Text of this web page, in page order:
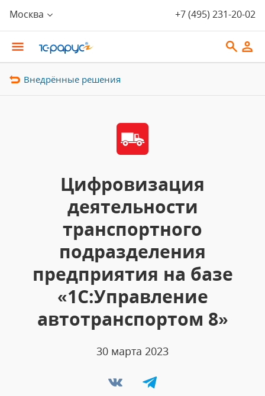
Москва +7 (495) 231-20-02
Внедрённые решения
Цифровизация
деятельности
транспортного
подразделения
предприятия на базе
«1С:Управление
автотранспортом 8»
30 марта 2023